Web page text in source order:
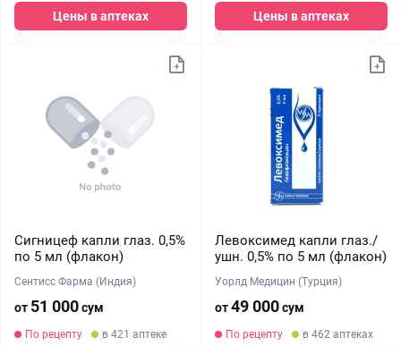
Цены в аптеках Цены в аптеках
Сигницеф капли глаз. 0,5%
по 5 мл (флакон)
Сентисс Фарма (Индия)
от 51 000сум
По рецепту в 421 аптеке
Левоксимед капли глаз./
ушн. 0,5% по 5 мл (флакон)
Уорлд Медицин (Турция)
от49 000сум
По рецепту в 462 аптеках